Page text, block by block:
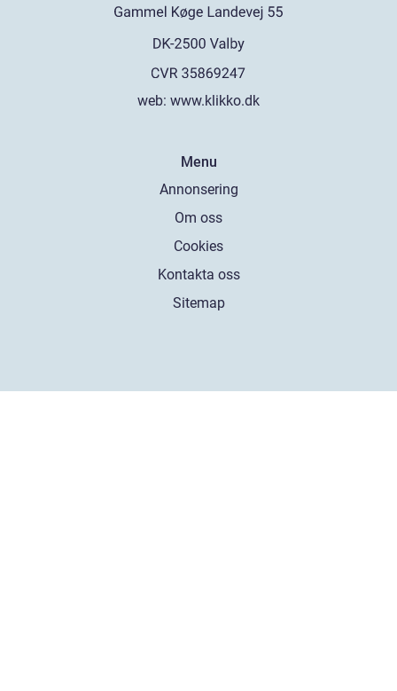
web: www.klikko.dk
Menu
Annonsering
Om oss
Cookies
Kontakta oss
Sitemap